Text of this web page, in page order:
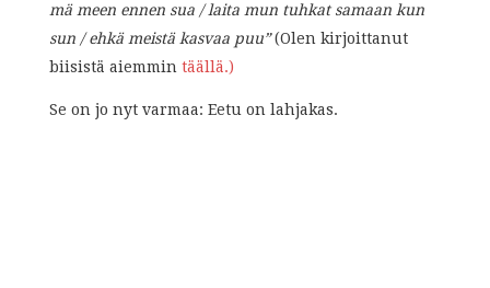
mä meen ennen sua / laita mun tuhkat samaan kun
sun / ehkä meistä kasvaa puu”(Olen kirjoittanut
biisistä aiemmin täällä.)
Se on jo nyt varmaa: Eetu on lahjakas.